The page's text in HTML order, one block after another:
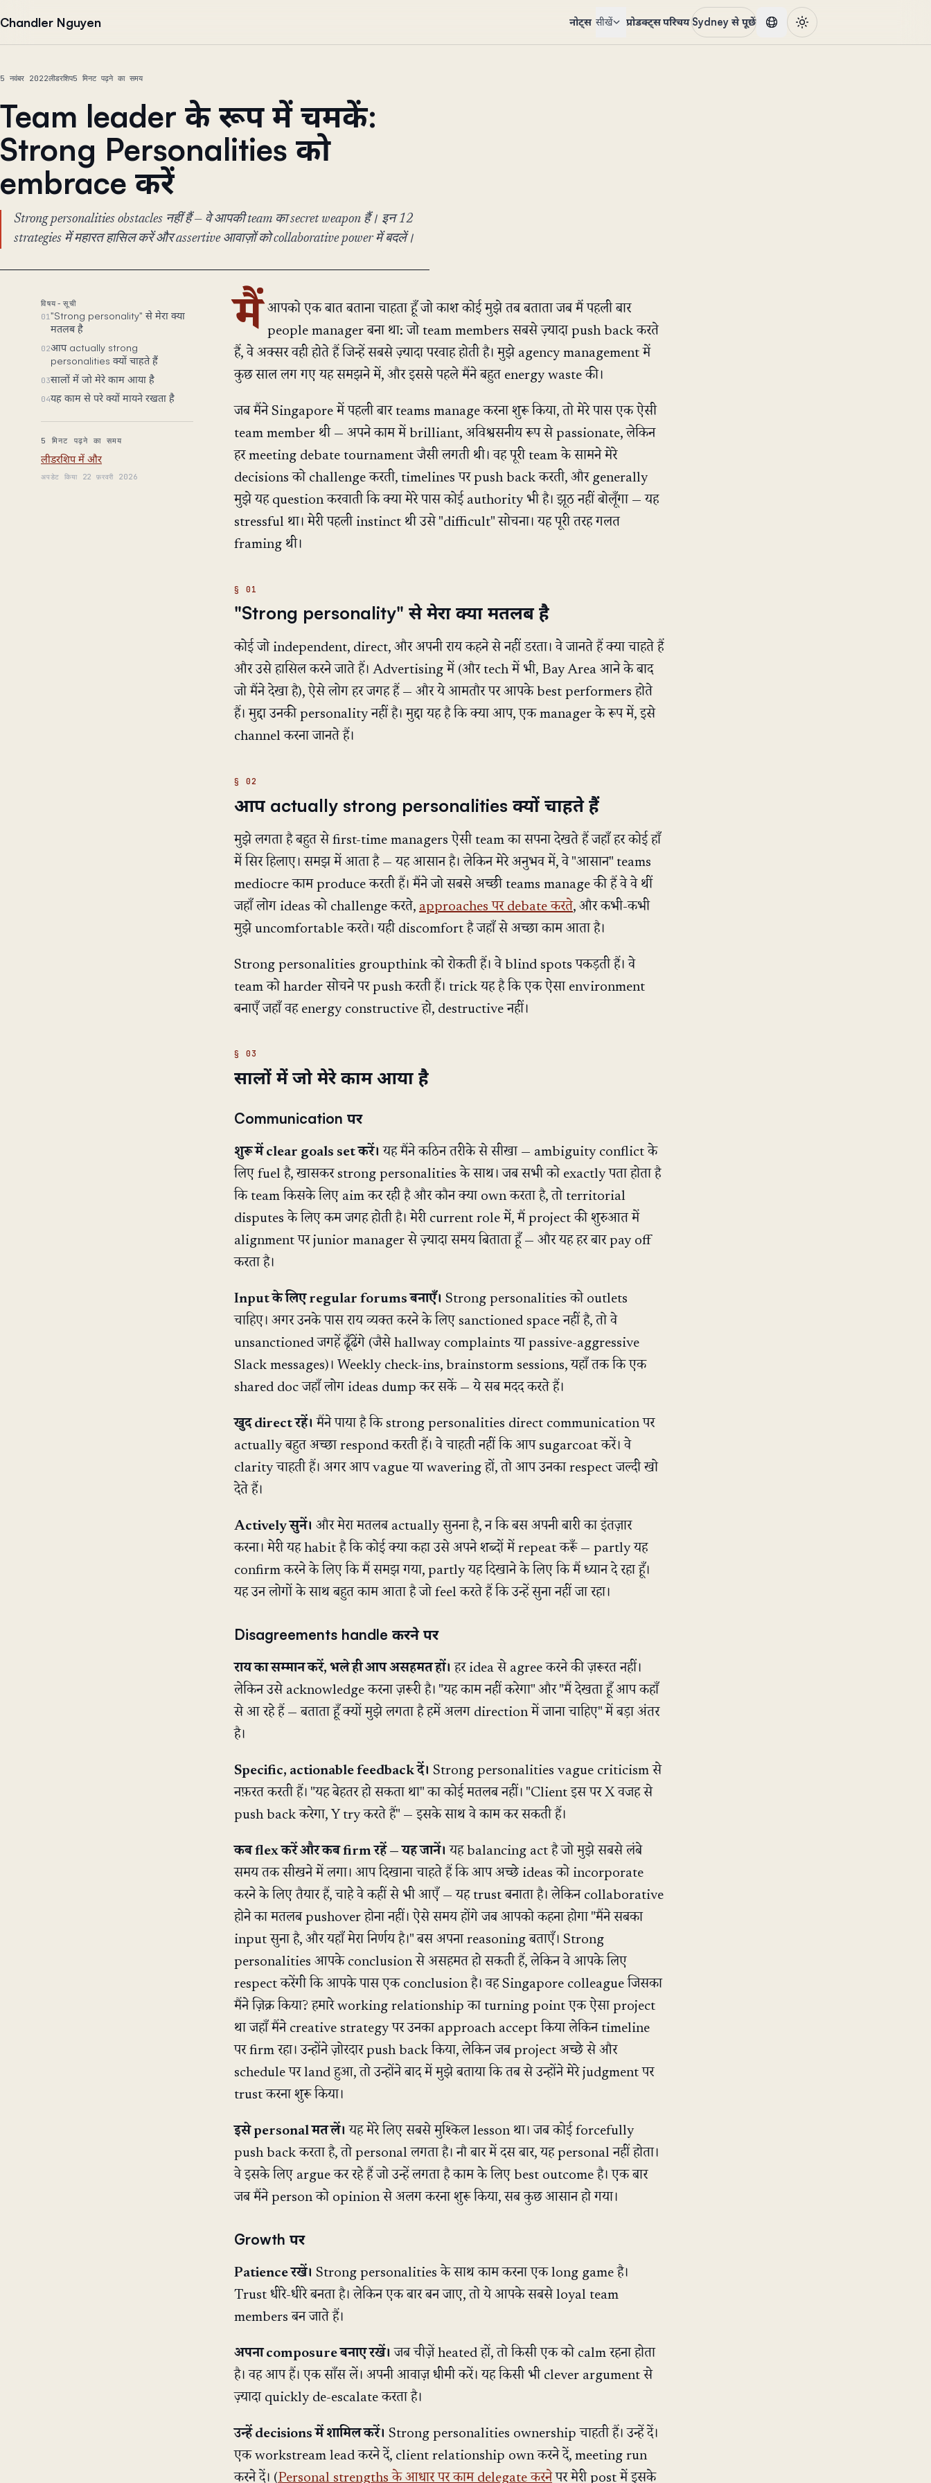
Chandler Nguyen नोट्स सीखें प्रोडक्ट्सपरिचय Sydney से पूछें
5 नवंबर 2022लीडरशिप5 मिनट पढ़ने का समय
Team leader के रूप में चमकें:
Strong Personalities को
embrace करें
Strong personalities obstacles नहीं हैं — वे आपकी team का secret weapon हैं। इन 12
strategies में महारत हासिल करें और assertive आवाज़ों को collaborative power में बदलें।
विषय-सूची
01"Strong personality" से मेरा क्या
मतलब है
02आप actually strong
personalities क्यों चाहते हैं
03सालों में जो मेरे काम आया है
04यह काम से परे क्यों मायने रखता है
5 मिनट पढ़ने का समय
लीडरशिप में और
अपडेट किया 22 फ़रवरी 2026
मैं आपको एक बात बताना चाहता हूँ जो काश कोई मुझे तब बताता जब मैं पहली बार
people manager बना था: जो team members सबसे ज़्यादा push back करते
हैं, वे अक्सर वही होते हैं जिन्हें सबसे ज़्यादा परवाह होती है। मुझे agency management में
कुछ साल लग गए यह समझने में, और इससे पहले मैंने बहुत energy waste की।
जब मैंने Singapore में पहली बार teams manage करना शुरू किया, तो मेरे पास एक ऐसी
team member थी — अपने काम में brilliant, अविश्वसनीय रूप से passionate, लेकिन
हर meeting debate tournament जैसी लगती थी। वह पूरी team के सामने मेरे
decisions को challenge करती, timelines पर push back करती, और generally
मुझे यह question करवाती कि क्या मेरे पास कोई authority भी है। झूठ नहीं बोलूँगा — यह
stressful था। मेरी पहली instinct थी उसे "difficult" सोचना। यह पूरी तरह गलत
framing थी।
"Strong personality" से मेरा क्या मतलब है
कोई जो independent, direct, और अपनी राय कहने से नहीं डरता। वे जानते हैं क्या चाहते हैं
और उसे हासिल करने जाते हैं। Advertising में (और tech में भी, Bay Area आने के बाद
जो मैंने देखा है), ऐसे लोग हर जगह हैं — और ये आमतौर पर आपके best performers होते
हैं। मुद्दा उनकी personality नहीं है। मुद्दा यह है कि क्या आप, एक manager के रूप में, इसे
channel करना जानते हैं।
आप actually strong personalities क्यों चाहते हैं
मुझे लगता है बहुत से first-time managers ऐसी team का सपना देखते हैं जहाँ हर कोई हाँ
में सिर हिलाए। समझ में आता है — यह आसान है। लेकिन मेरे अनुभव में, वे "आसान" teams
mediocre काम produce करती हैं। मैंने जो सबसे अच्छी teams manage की हैं वे वे थीं
जहाँ लोग ideas को challenge करते, approaches पर debate करते, और कभी-कभी
मुझे uncomfortable करते। यही discomfort है जहाँ से अच्छा काम आता है।
Strong personalities groupthink को रोकती हैं। वे blind spots पकड़ती हैं। वे
team को harder सोचने पर push करती हैं। trick यह है कि एक ऐसा environment
बनाएँ जहाँ वह energy constructive हो, destructive नहीं।
सालों में जो मेरे काम आया है
Communication पर
शुरू में clear goals set करें। यह मैंने कठिन तरीके से सीखा — ambiguity conflict के
लिए fuel है, खासकर strong personalities के साथ। जब सभी को exactly पता होता है
कि team किसके लिए aim कर रही है और कौन क्या own करता है, तो territorial
disputes के लिए कम जगह होती है। मेरी current role में, मैं project की शुरुआत में
alignment पर junior manager से ज़्यादा समय बिताता हूँ — और यह हर बार pay off
करता है।
Input के लिए regular forums बनाएँ। Strong personalities को outlets
चाहिए। अगर उनके पास राय व्यक्त करने के लिए sanctioned space नहीं है, तो वे
unsanctioned जगहें ढूँढेंगे (जैसे hallway complaints या passive-aggressive
Slack messages)। Weekly check-ins, brainstorm sessions, यहाँ तक कि एक
shared doc जहाँ लोग ideas dump कर सकें — ये सब मदद करते हैं।
खुद direct रहें। मैंने पाया है कि strong personalities direct communication पर
actually बहुत अच्छा respond करती हैं। वे चाहती नहीं कि आप sugarcoat करें। वे
clarity चाहती हैं। अगर आप vague या wavering हों, तो आप उनका respect जल्दी खो
देते हैं।
Actively सुनें। और मेरा मतलब actually सुनना है, न कि बस अपनी बारी का इंतज़ार
करना। मेरी यह habit है कि कोई क्या कहा उसे अपने शब्दों में repeat करूँ — partly यह
confirm करने के लिए कि मैं समझ गया, partly यह दिखाने के लिए कि मैं ध्यान दे रहा हूँ।
यह उन लोगों के साथ बहुत काम आता है जो feel करते हैं कि उन्हें सुना नहीं जा रहा।
Disagreements handle करने पर
राय का सम्मान करें, भले ही आप असहमत हों। हर idea से agree करने की ज़रूरत नहीं।
लेकिन उसे acknowledge करना ज़रूरी है। "यह काम नहीं करेगा" और "मैं देखता हूँ आप कहाँ
से आ रहे हैं — बताता हूँ क्यों मुझे लगता है हमें अलग direction में जाना चाहिए" में बड़ा अंतर
है।
Specific, actionable feedback दें। Strong personalities vague criticism से
नफ़रत करती हैं। "यह बेहतर हो सकता था" का कोई मतलब नहीं। "Client इस पर X वजह से
push back करेगा, Y try करते हैं" — इसके साथ वे काम कर सकती हैं।
कब flex करें और कब firm रहें — यह जानें। यह balancing act है जो मुझे सबसे लंबे
समय तक सीखने में लगा। आप दिखाना चाहते हैं कि आप अच्छे ideas को incorporate
करने के लिए तैयार हैं, चाहे वे कहीं से भी आएँ — यह trust बनाता है। लेकिन collaborative
होने का मतलब pushover होना नहीं। ऐसे समय होंगे जब आपको कहना होगा "मैंने सबका
input सुना है, और यहाँ मेरा निर्णय है।" बस अपना reasoning बताएँ। Strong
personalities आपके conclusion से असहमत हो सकती हैं, लेकिन वे आपके लिए
respect करेंगी कि आपके पास एक conclusion है। वह Singapore colleague जिसका
मैंने ज़िक्र किया? हमारे working relationship का turning point एक ऐसा project
था जहाँ मैंने creative strategy पर उनका approach accept किया लेकिन timeline
पर firm रहा। उन्होंने ज़ोरदार push back किया, लेकिन जब project अच्छे से और
schedule पर land हुआ, तो उन्होंने बाद में मुझे बताया कि तब से उन्होंने मेरे judgment पर
trust करना शुरू किया।
इसे personal मत लें। यह मेरे लिए सबसे मुश्किल lesson था। जब कोई forcefully
push back करता है, तो personal लगता है। नौ बार में दस बार, यह personal नहीं होता।
वे इसके लिए argue कर रहे हैं जो उन्हें लगता है काम के लिए best outcome है। एक बार
जब मैंने person को opinion से अलग करना शुरू किया, सब कुछ आसान हो गया।
Growth पर
Patience रखें। Strong personalities के साथ काम करना एक long game है।
Trust धीरे-धीरे बनता है। लेकिन एक बार बन जाए, तो ये आपके सबसे loyal team
members बन जाते हैं।
अपना composure बनाए रखें। जब चीज़ें heated हों, तो किसी एक को calm रहना होता
है। वह आप हैं। एक साँस लें। अपनी आवाज़ धीमी करें। यह किसी भी clever argument से
ज़्यादा quickly de-escalate करता है।
उन्हें decisions में शामिल करें। Strong personalities ownership चाहती हैं। उन्हें दें।
एक workstream lead करने दें, client relationship own करने दें, meeting run
करने दें। (Personal strengths के आधार पर काम delegate करने पर मेरी post में इसके